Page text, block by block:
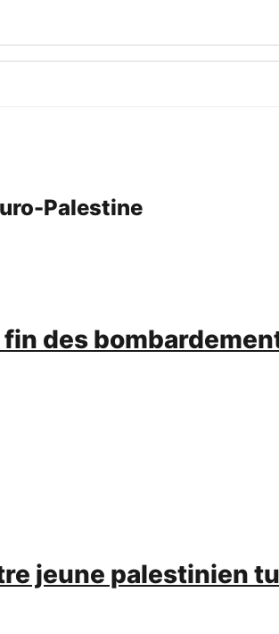
Palestine
des
jeune palestinien